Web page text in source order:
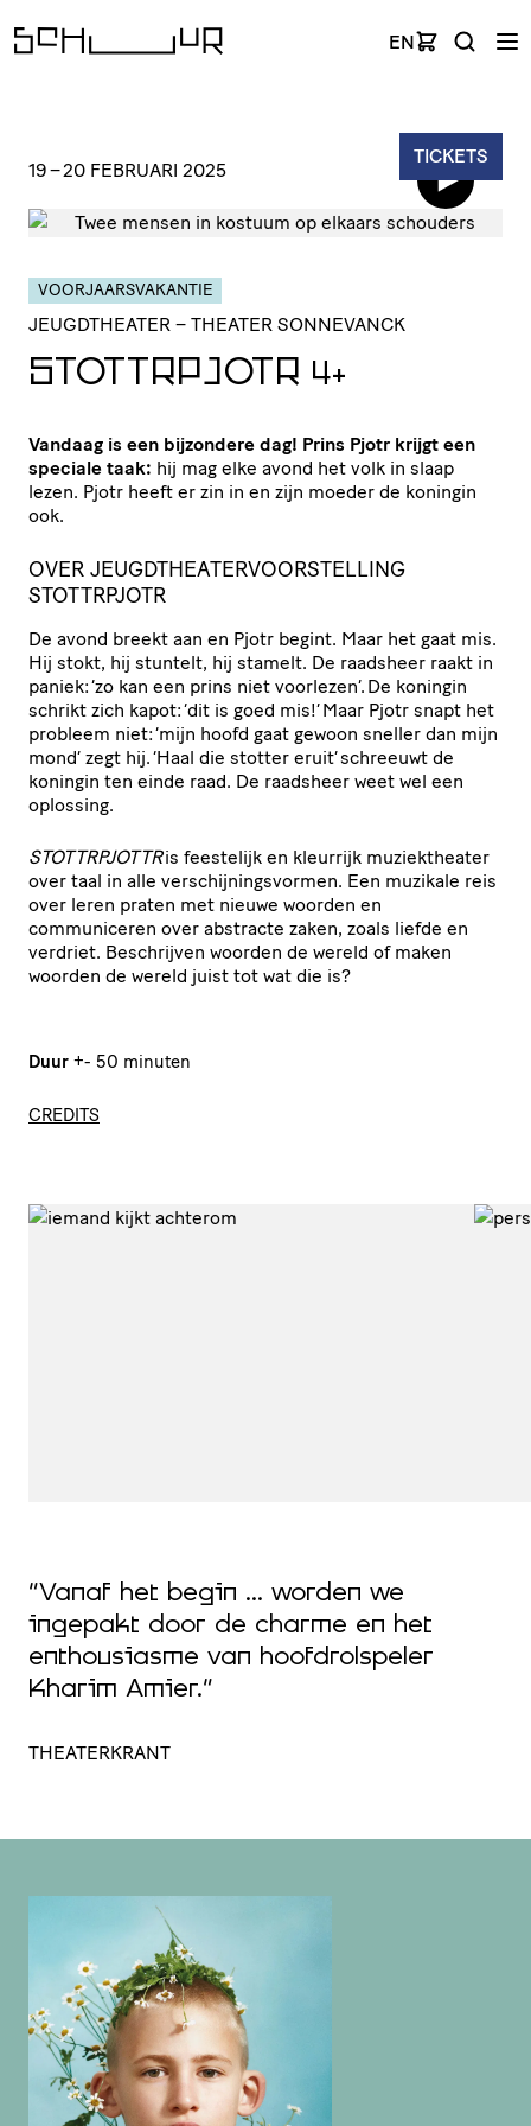
EN
TICKETS
19–20 FEBRUARI 2025
VOORJAARSVAKANTIE
JEUGDTHEATER – THEATER SONNEVANCK
STOTTRPJOTR 4+
Vandaag is een bijzondere dag! Prins Pjotr krijgt een
speciale taak: hij mag elke avond het volk in slaap
lezen. Pjotr heeft er zin in en zijn moeder de koningin
ook.
OVER JEUGDTHEATERVOORSTELLING
STOTTRPJOTR
De avond breekt aan en Pjotr begint. Maar het gaat mis.
Hij stokt, hij stuntelt, hij stamelt. De raadsheer raakt in
paniek: ‘zo kan een prins niet voorlezen’. De koningin
schrikt zich kapot: ‘dit is goed mis!’ Maar Pjotr snapt het
probleem niet: ‘mijn hoofd gaat gewoon sneller dan mijn
mond’ zegt hij. ‘Haal die stotter eruit’ schreeuwt de
koningin ten einde raad. De raadsheer weet wel een
oplossing.
STOTTRPJOTTRis feestelijk en kleurrijk muziektheater
over taal in alle verschijningsvormen. Een muzikale reis
over leren praten met nieuwe woorden en
communiceren over abstracte zaken, zoals liefde en
verdriet. Beschrijven woorden de wereld of maken
woorden de wereld juist tot wat die is?
Duur +- 50 minuten
CREDITS
“Vanaf het begin ... worden we
ingepakt door de charme en het
enthousiasme van hoofdrolspeler
Kharim Amier.”
THEATERKRANT